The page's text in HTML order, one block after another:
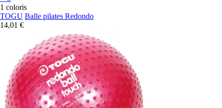
1 coloris
TOGU Balle pilates Redondo
14,01 €